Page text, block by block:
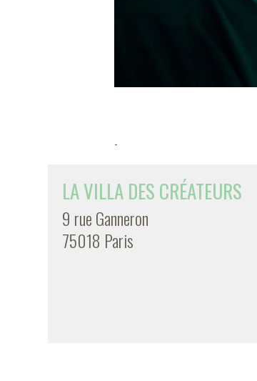
-
LA VILLA DES CRÉATEURS
9 rue Ganneron
75018 Paris